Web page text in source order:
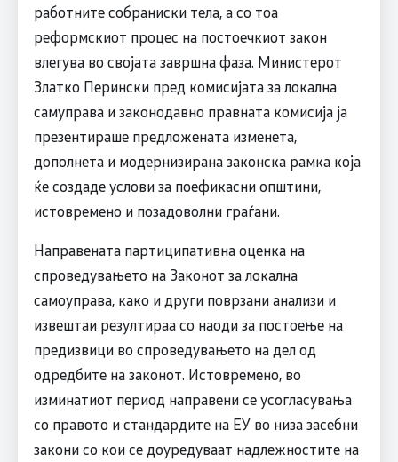
работните собраниски тела, а со тоа
реформскиот процес на постоечкиот закон
влегува во својата завршна фаза. Министерот
Златко Перински пред комисијата за локална
самуправа и законодавно правната комисија ја
презентираше предложената изменета,
дополнета и модернизирана законска рамка која
ќе создаде услови за поефикасни општини,
истовремено и позадоволни граѓани.
Направената партиципативна оценка на
спроведувањето на Законот за локална
самоуправа, како и други поврзани анализи и
извештаи резултираа со наоди за постоење на
предизвици во спроведувањето на дел од
одредбите на законот. Истовремено, во
изминатиот период направени се усогласувања
со правото и стандардите на ЕУ во низа засебни
закони со кои се доуредуваат надлежностите на